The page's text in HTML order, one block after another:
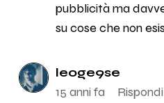
pubblicità ma
su cose che non
leoge9se
15 anni fa
Rispondi